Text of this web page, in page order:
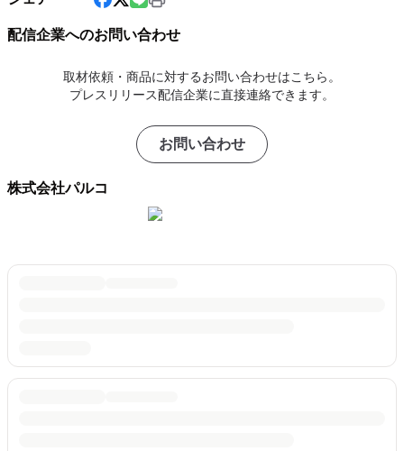
配信企業へのお問い合わせ
取材依頼・商品に対するお問い合わせはこちら。
プレスリリース配信企業に直接連絡できます。
お問い合わせ
株式会社パルコ